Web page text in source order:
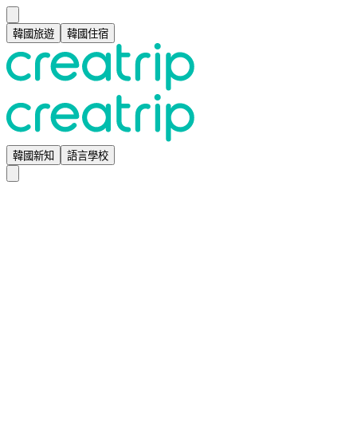
韓國旅遊 韓國住宿
韓國新知 語言學校